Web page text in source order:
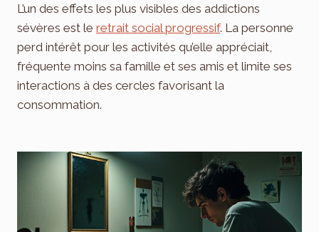
L’un des effets les plus visibles des addictions
sévères est le retrait social progressif. La personne
perd intérêt pour les activités qu’elle appréciait,
fréquente moins sa famille et ses amis et limite ses
interactions à des cercles favorisant la
consommation.